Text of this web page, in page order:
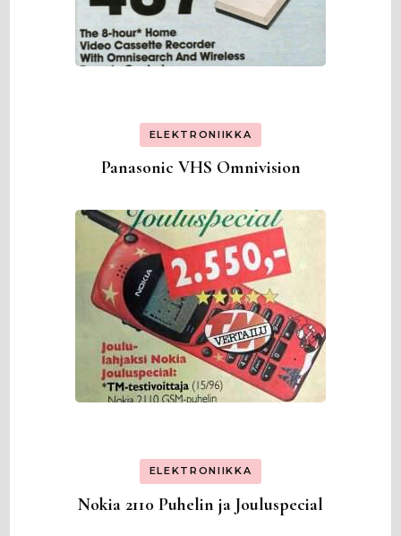
ELEKTRONIIKKA
Panasonic VHS Omnivision
ELEKTRONIIKKA
Nokia 2110 Puhelin ja Jouluspecial